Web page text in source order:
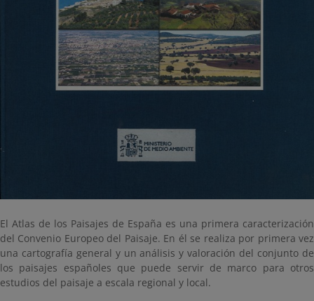
El Atlas de los Paisajes de España es una primera caracterización
del Convenio Europeo del Paisaje. En él se realiza por primera vez
una cartografía general y un análisis y valoración del conjunto de
los paisajes españoles que puede servir de marco para otros
estudios del paisaje a escala regional y local.